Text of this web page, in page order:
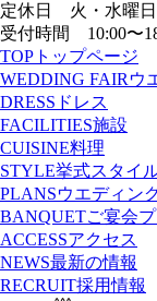
定休日 火・水曜日
受付時間 10:00〜
TOP トップページ
WEDDING FAIR ウ
DRESS ドレス
FACILITIES施設
CUISINE料理
STYLE挙式スタイ
PLANSウエディン
BANQUETご宴会
ACCESSアクセス
NEWS最新の情報
RECRUIT採用情報